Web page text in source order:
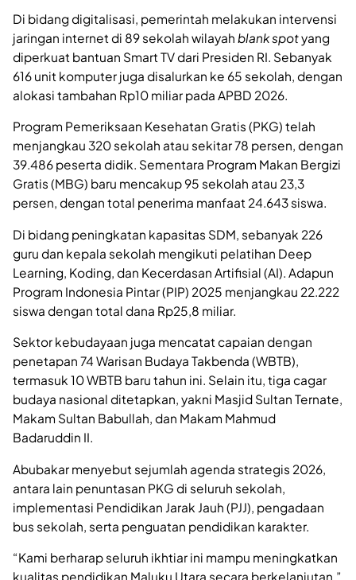
Di bidang digitalisasi, pemerintah melakukan intervensi
jaringan internet di 89 sekolah wilayah blank spotyang
diperkuat bantuan Smart TV dari Presiden RI. Sebanyak
616 unit komputer juga disalurkan ke 65 sekolah, dengan
alokasi tambahan Rp10 miliar pada APBD 2026.
Program Pemeriksaan Kesehatan Gratis (PKG) telah
menjangkau 320 sekolah atau sekitar 78 persen, dengan
39.486 peserta didik. Sementara Program Makan Bergizi
Gratis (MBG) baru mencakup 95 sekolah atau 23,3
persen, dengan total penerima manfaat 24.643 siswa.
Di bidang peningkatan kapasitas SDM, sebanyak 226
guru dan kepala sekolah mengikuti pelatihan Deep
Learning, Koding, dan Kecerdasan Artifisial (AI). Adapun
Program Indonesia Pintar (PIP) 2025 menjangkau 22.222
siswa dengan total dana Rp25,8 miliar.
Sektor kebudayaan juga mencatat capaian dengan
penetapan 74 Warisan Budaya Takbenda (WBTB),
termasuk 10 WBTB baru tahun ini. Selain itu, tiga cagar
budaya nasional ditetapkan, yakni Masjid Sultan Ternate,
Makam Sultan Babullah, dan Makam Mahmud
Badaruddin II.
Abubakar menyebut sejumlah agenda strategis 2026,
antara lain penuntasan PKG di seluruh sekolah,
implementasi Pendidikan Jarak Jauh (PJJ), pengadaan
bus sekolah, serta penguatan pendidikan karakter.
“Kami berharap seluruh ikhtiar ini mampu meningkatkan
kualitas pendidikan Maluku Utara secara berkelanjutan,”